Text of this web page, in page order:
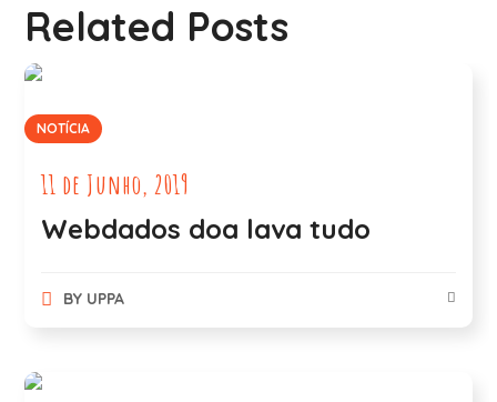
Related Posts
NOTÍCIA
11 de Junho, 2019
Webdados doa lava tudo
BY UPPA